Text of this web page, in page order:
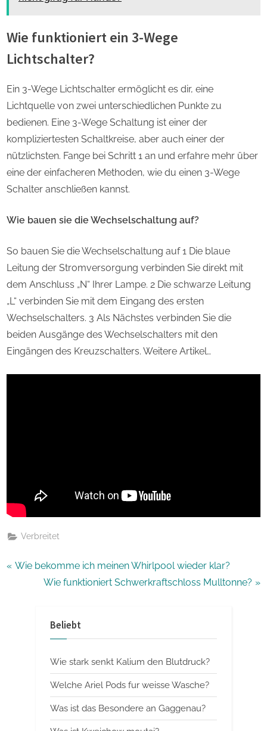
Wie funktioniert ein 3-Wege
Lichtschalter?
Ein 3-Wege Lichtschalter ermöglicht es dir, eine
Lichtquelle von zwei unterschiedlichen Punkte zu
bedienen. Eine 3-Wege Schaltung ist einer der
kompliziertesten Schaltkreise, aber auch einer der
nützlichsten. Fange bei Schritt 1 an und erfahre mehr über
eine der einfacheren Methoden, wie du einen 3-Wege
Schalter anschließen kannst.
Wie bauen sie die Wechselschaltung auf?
So bauen Sie die Wechselschaltung auf 1 Die blaue
Leitung der Stromversorgung verbinden Sie direkt mit
dem Anschluss „N“ Ihrer Lampe. 2 Die schwarze Leitung
„L“ verbinden Sie mit dem Eingang des ersten
Wechselschalters. 3 Als Nächstes verbinden Sie die
beiden Ausgänge des Wechselschalters mit den
Eingängen des Kreuzschalters. Weitere Artikel…
Verbreitet
Beitragsnavigation
P
Wie bekomme ich meinen Whirlpool wieder klar?
N
Wie funktioniert Schwerkraftschloss Mulltonne?
Beliebt
Wie stark senkt Kalium den Blutdruck?
Welche Ariel Pods fur weisse Wasche?
Was ist das Besondere an Gaggenau?